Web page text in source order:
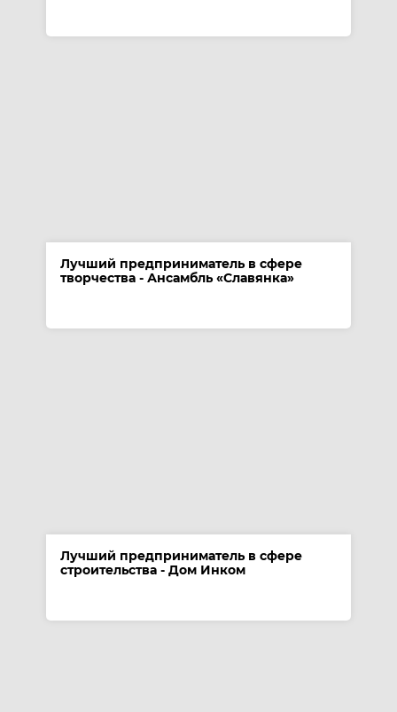
Лучший предприниматель в сфере
творчества - Ансамбль «Славянка»
Лучший предприниматель в сфере
строительства - Дом Инком